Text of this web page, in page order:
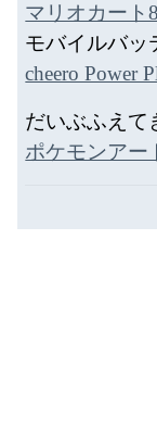
マリオカート8
モバイルバッ
cheero Power
だいぶふえて
ポケモンアー